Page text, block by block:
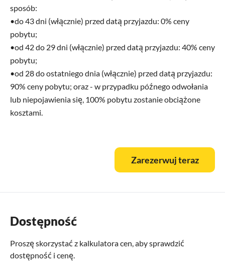
sposób:
•do 43 dni (włącznie) przed datą przyjazdu: 0% ceny
pobytu;
•od 42 do 29 dni (włącznie) przed datą przyjazdu: 40% ceny
pobytu;
•od 28 do ostatniego dnia (włącznie) przed datą przyjazdu:
90% ceny pobytu; oraz - w przypadku późnego odwołania
lub niepojawienia się, 100% pobytu zostanie obciążone
kosztami.
Zarezerwuj teraz
Dostępność
Proszę skorzystać z kalkulatora cen , aby sprawdzić
dostępność i cenę.